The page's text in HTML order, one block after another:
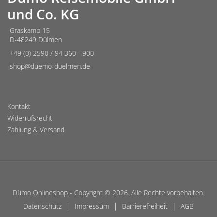
und Co. KG
Graskamp 15
D-48249 Dülmen
+49 (0) 2590 / 94 360 - 900
shop@duemo-duelmen.de
Kontakt
Widerrufsrecht
Zahlung & Versand
Dümo Onlineshop - Copyright © 2026. Alle Rechte vorbehalten.
Datenschutz
| Impressum | Barrierefreiheit | AGB